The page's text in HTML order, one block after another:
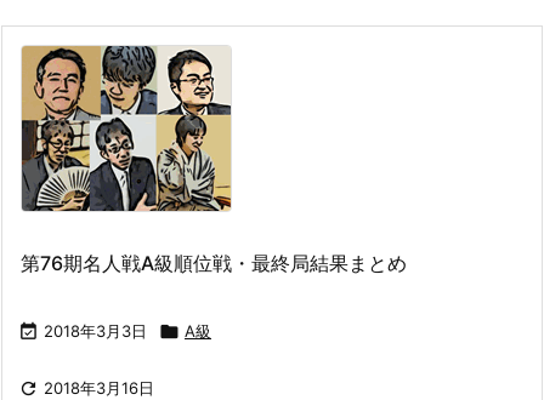
第76期名人戦A級順位戦・最終局結果まとめ
 2018年3月3日  A級
 2018年3月16日